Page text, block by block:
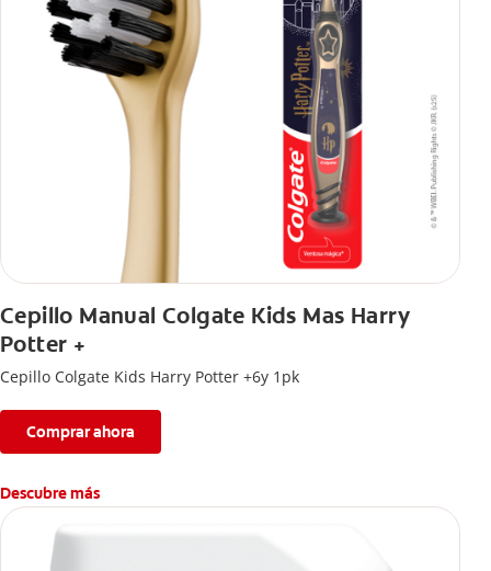
Cepillo Manual Colgate Kids Mas Harry
Potter +
Cepillo Colgate Kids Harry Potter +6y 1pk
Comprar ahora
Descubre más